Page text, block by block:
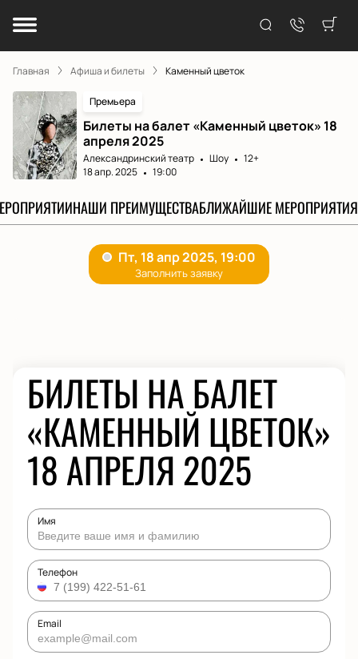
Главная Афиша и билеты Каменный цветок
Премьера
Билеты на балет «Каменный цветок» 18
апреля 2025
Александринский театр Шоу
12+
18 апр. 2025
19:00
НАШИ ПРЕИМУЩЕСТВАБЛИЖАЙШИЕ МЕРОПРИЯТИЯ
БИЛЕТЫ НА БАЛЕТ
«КАМЕННЫЙ ЦВЕТОК»
18 АПРЕЛЯ 2025
Имя
Телефон
Email